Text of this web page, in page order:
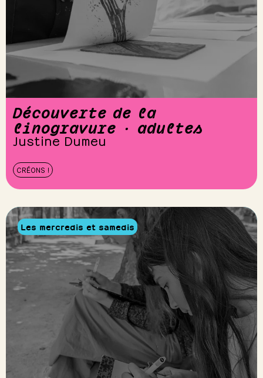
Découverte de la
linogravure · adultes
Justine Dumeu
CRÉONS !
Les mercredis et samedis